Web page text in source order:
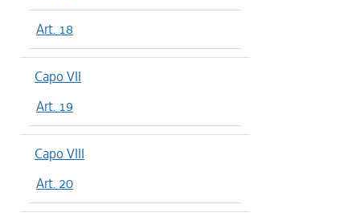
Art. 18
Capo VII
Art. 19
Capo VIII
Art. 20